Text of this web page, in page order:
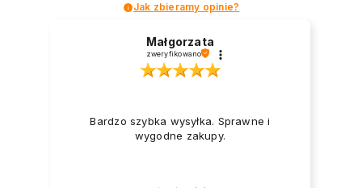
Jak zbieramy opinie?
Małgorzata
zweryfikowano
Bardzo szybka wysyłka. Sprawne i
wygodne zakupy.